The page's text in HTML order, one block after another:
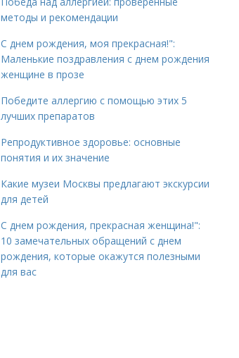
методы и рекомендации
С днем рождения, моя прекрасная!":
Маленькие поздравления с днем рождения
женщине в прозе
Победите аллергию с помощью этих 5
лучших препаратов
Репродуктивное здоровье: основные
понятия и их значение
Какие музеи Москвы предлагают экскурсии
для детей
С днем рождения, прекрасная женщина!":
10 замечательных обращений с днем
рождения, которые окажутся полезными
для вас